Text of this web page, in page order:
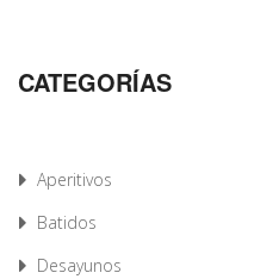
CATEGORÍAS
Aperitivos
Batidos
Desayunos